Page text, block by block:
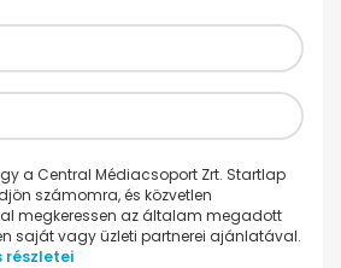
a Central Médiacsoport Zrt. Startlap
számomra, és közvetlen
megkeressen az általam megadott
saját vagy üzleti partnerei ajánlatával.
részletei